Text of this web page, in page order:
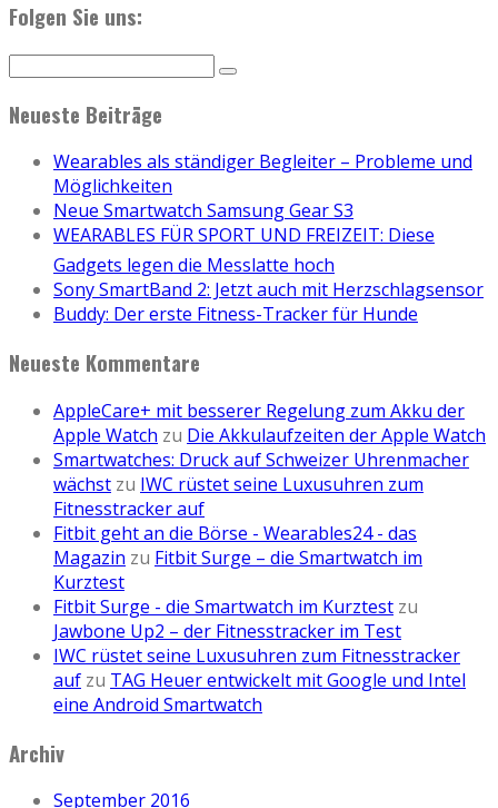
Folgen Sie uns:
Neueste Beiträge
Wearables als ständiger Begleiter – Probleme und
Möglichkeiten
Neue Smartwatch Samsung Gear S3
WEARABLES FÜR SPORT UND FREIZEIT: Diese
Gadgets legen die Messlatte hoch
Sony SmartBand 2: Jetzt auch mit Herzschlagsensor
Buddy: Der erste Fitness-Tracker für Hunde
Neueste Kommentare
AppleCare+ mit besserer Regelung zum Akku der
Apple Watch zu Die Akkulaufzeiten der Apple Watch
Smartwatches: Druck auf Schweizer Uhrenmacher
wächst zu IWC rüstet seine Luxusuhren zum
Fitnesstracker auf
Fitbit geht an die Börse - Wearables24 - das
Magazin zu Fitbit Surge – die Smartwatch im
Kurztest
Fitbit Surge - die Smartwatch im Kurztest zu
Jawbone Up2 – der Fitnesstracker im Test
IWC rüstet seine Luxusuhren zum Fitnesstracker
auf zu TAG Heuer entwickelt mit Google und Intel
eine Android Smartwatch
Archiv
September 2016